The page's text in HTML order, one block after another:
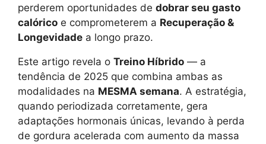
perderem oportunidades de dobrar seu gasto
calórico e comprometerem a Recuperação &
Longevidade a longo prazo.
Este artigo revela o Treino Híbrido — a
tendência de 2025 que combina ambas as
modalidades na MESMA semana. A estratégia,
quando periodizada corretamente, gera
adaptações hormonais únicas, levando à perda
de gordura acelerada com aumento da massa